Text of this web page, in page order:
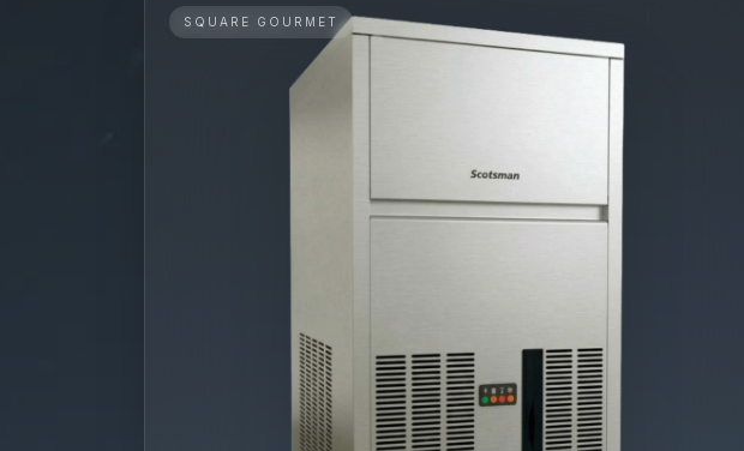
SQUARE GOURMET